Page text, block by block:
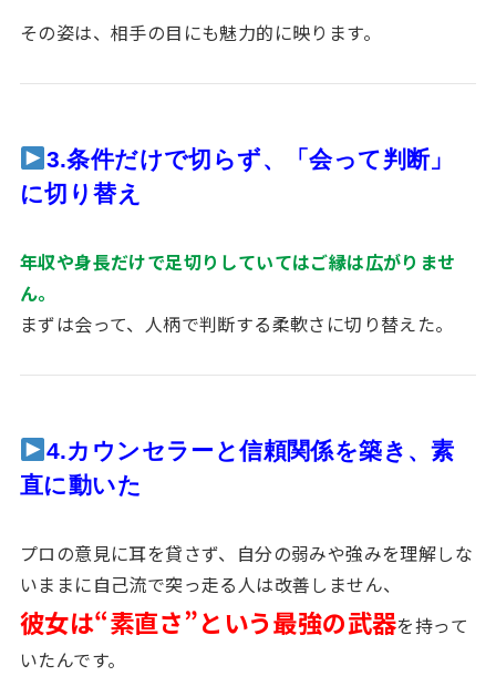
その姿は、相手の目にも魅力的に映ります。
3.条件だけで切らず、「会って判断」
に切り替え
年収や身長だけで足切りしていてはご縁は広がりませ
ん。
まずは会って、人柄で判断する柔軟さに切り替えた。
4.カウンセラーと信頼関係を築き、素
直に動いた
プロの意見に耳を貸さず、自分の弱みや強みを理解しな
いままに自己流で突っ走る人は改善しません、
彼女は“素直さ”という最強の武器を持って
いたんです。